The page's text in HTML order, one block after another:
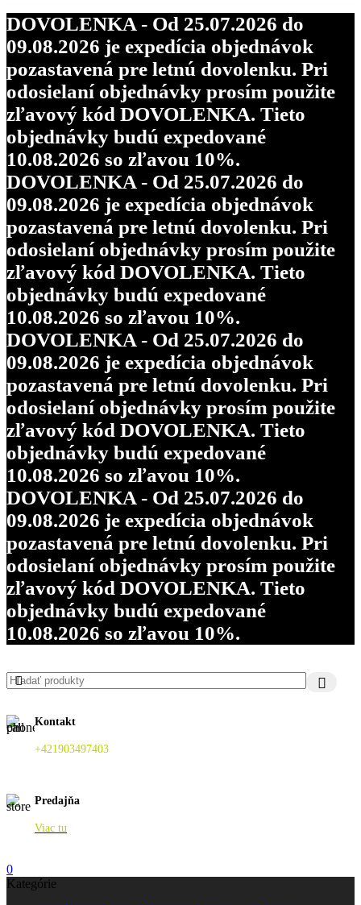
DOVOLENKA - Od 25.07.2026 do
09.08.2026 je expedícia objednávok
pozastavená pre letnú dovolenku. Pri
odosielaní objednávky prosím použite
zľavový kód DOVOLENKA. Tieto
objednávky budú expedované
10.08.2026 so zľavou 10%.
DOVOLENKA - Od 25.07.2026 do
09.08.2026 je expedícia objednávok
pozastavená pre letnú dovolenku. Pri
odosielaní objednávky prosím použite
zľavový kód DOVOLENKA. Tieto
objednávky budú expedované
10.08.2026 so zľavou 10%.
DOVOLENKA - Od 25.07.2026 do
09.08.2026 je expedícia objednávok
pozastavená pre letnú dovolenku. Pri
odosielaní objednávky prosím použite
zľavový kód DOVOLENKA. Tieto
objednávky budú expedované
10.08.2026 so zľavou 10%.
DOVOLENKA - Od 25.07.2026 do
09.08.2026 je expedícia objednávok
pozastavená pre letnú dovolenku. Pri
odosielaní objednávky prosím použite
zľavový kód DOVOLENKA. Tieto
objednávky budú expedované
10.08.2026 so zľavou 10%.
Kontakt
+421903497403
Predajňa
Viac tu
0
Kategórie